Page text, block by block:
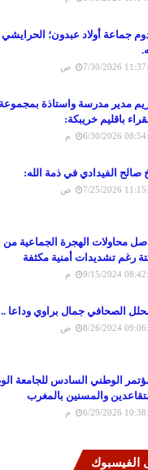
جماعة أولاد عبدون؛
2026 11:37:00 ص
مدير مدرسة واستاذة
باقليم خريبكة:
2026 08:54:00 م
صالح الفيدادي في ذمة الله:
2026 11:15:00 ص
محاولات الهجرة الجماعية من
رغم تشديدات أمنية مكثفة
2024 08:42:00 م
الصحافي جمال براوي وداعا ..
2024 09:06:00 ص
الوطني السادس للجامعة
والمسنين بالمغرب
2026 10:38:00 م
الفيسبوك